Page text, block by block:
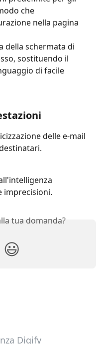
che
nella pagina
della schermata di
sostituendo il
di facile
delle e-mail
imprecisioni.
tua domanda?
😃